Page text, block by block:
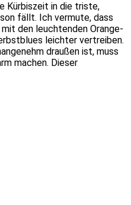
Kürbiszeit in die triste,
fällt. Ich vermute, dass
den leuchtenden Orange-
leichter vertreiben.
draußen ist, muss
machen. Dieser